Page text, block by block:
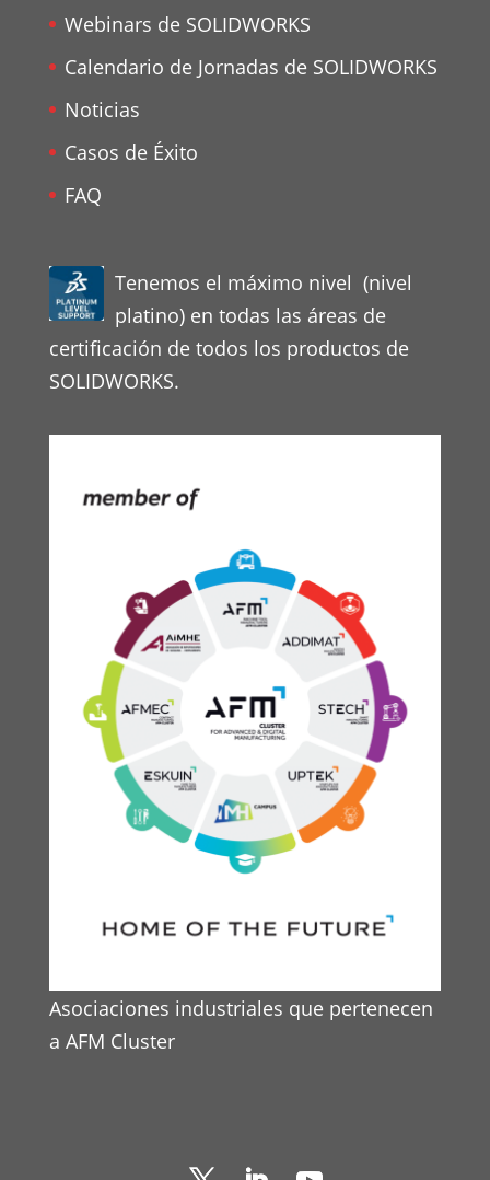
Webinars de SOLIDWORKS
Calendario de Jornadas de SOLIDWORKS
Noticias
Casos de Éxito
FAQ
Tenemos el máximo nivel (nivel
platino) en todas las áreas de
certificación de todos los productos de
SOLIDWORKS.
Asociaciones industriales que pertenecen
a AFM Cluster